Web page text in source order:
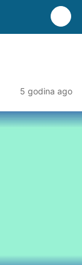
5 godina ago